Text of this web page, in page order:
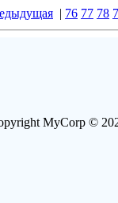
| 76 77 78
MyCorp ©